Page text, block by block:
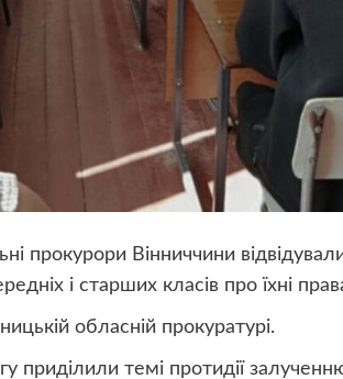
прокурори Вінниччини
і старших класів про їхні
обласній прокуратурі.
приділили темі протидії